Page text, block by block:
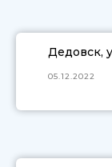
Дедовск,
05.12.2022